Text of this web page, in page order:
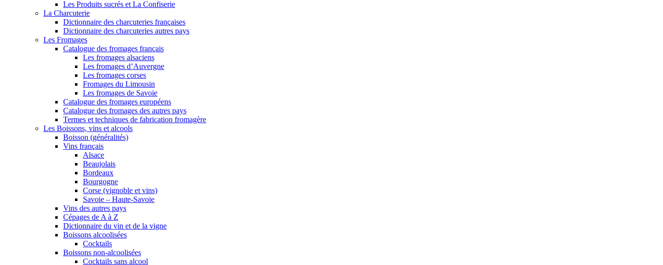
Les Produits sucrés et La Confiserie
La Charcuterie
Dictionnaire des charcuteries françaises
Dictionnaire des charcuteries autres pays
Les Fromages
Catalogue des fromages français
Les fromages alsaciens
Les fromages d’Auvergne
Les fromages corses
Fromages du Limousin
Les fromages de Savoie
Catalogue des fromages européens
Catalogue des fromages des autres pays
Termes et techniques de fabrication fromagère
Les Boissons, vins et alcools
Boisson (généralités)
Vins français
Alsace
Beaujolais
Bordeaux
Bourgogne
Corse (vignoble et vins)
Savoie – Haute-Savoie
Vins des autres pays
Cépages de A à Z
Dictionnaire du vin et de la vigne
Boissons alcoolisées
Cocktails
Boissons non-alcoolisées
Cocktails sans alcool